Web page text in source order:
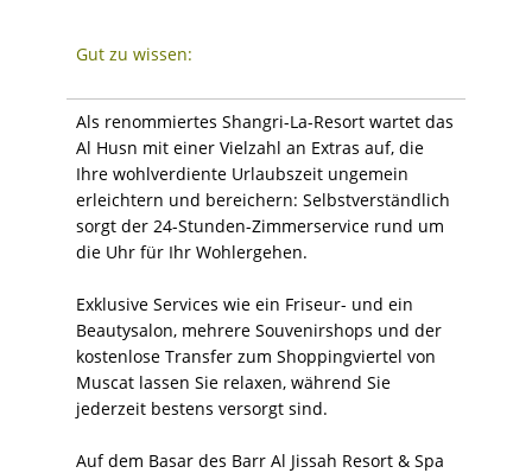
Gut zu wissen:
Als renommiertes Shangri-La-Resort wartet das
Al Husn mit einer Vielzahl an Extras auf, die
Ihre wohlverdiente Urlaubszeit ungemein
erleichtern und bereichern: Selbstverständlich
sorgt der 24-Stunden-Zimmerservice rund um
die Uhr für Ihr Wohlergehen.
Exklusive Services wie ein Friseur- und ein
Beautysalon, mehrere Souvenirshops und der
kostenlose Transfer zum Shoppingviertel von
Muscat lassen Sie relaxen, während Sie
jederzeit bestens versorgt sind.
Auf dem Basar des Barr Al Jissah Resort & Spa